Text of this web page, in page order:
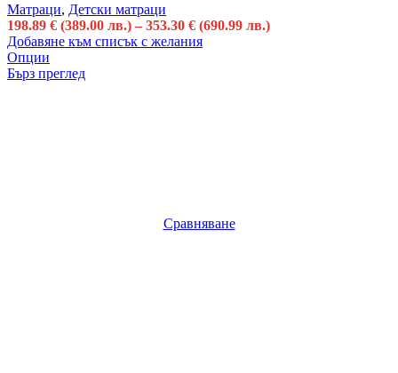
Матраци, Детски матраци
198.89 € (389.00 лв.) – 353.30 € (690.99 лв.)
Добавяне към списък с желания
Опции
Бърз преглед
Сравняване